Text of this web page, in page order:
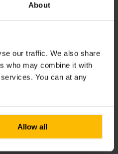
About
our traffic. We also share
who may combine it with
You can at any
Allow all